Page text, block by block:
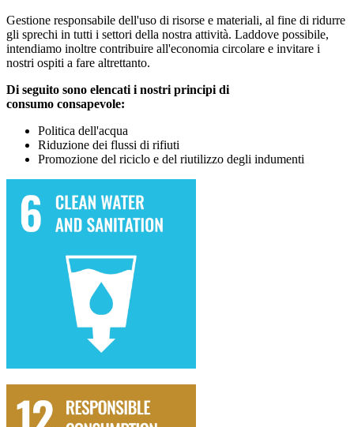
Gestione responsabile dell'uso di risorse e materiali, al fine di ridurre
gli sprechi in tutti i settori della nostra attività. Laddove possibile,
intendiamo inoltre contribuire all'economia circolare e invitare i
nostri ospiti a fare altrettanto.
Di seguito sono elencati i nostri principi di
consumo consapevole:
Politica dell'acqua
Riduzione dei flussi di rifiuti
Promozione del riciclo e del riutilizzo degli indumenti